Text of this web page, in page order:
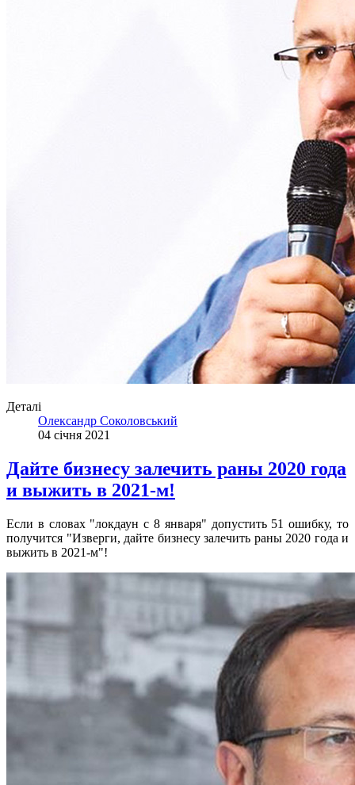
Деталі
Олександр Соколовський
04 січня 2021
Дайте бизнесу залечить раны 2020 года
и выжить в 2021-м!
Если в словах "локдаун с 8 января" допустить 51 ошибку, то
получится "Изверги, дайте бизнесу залечить раны 2020 года и
выжить в 2021-м"!